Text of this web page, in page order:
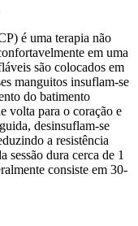
é uma terapia não
em uma
são colocados em
manguitos insuflam-se
do batimento
volta para o coração e
desinsuflam-se
a resistência
sessão dura cerca de 1
consiste em 30-